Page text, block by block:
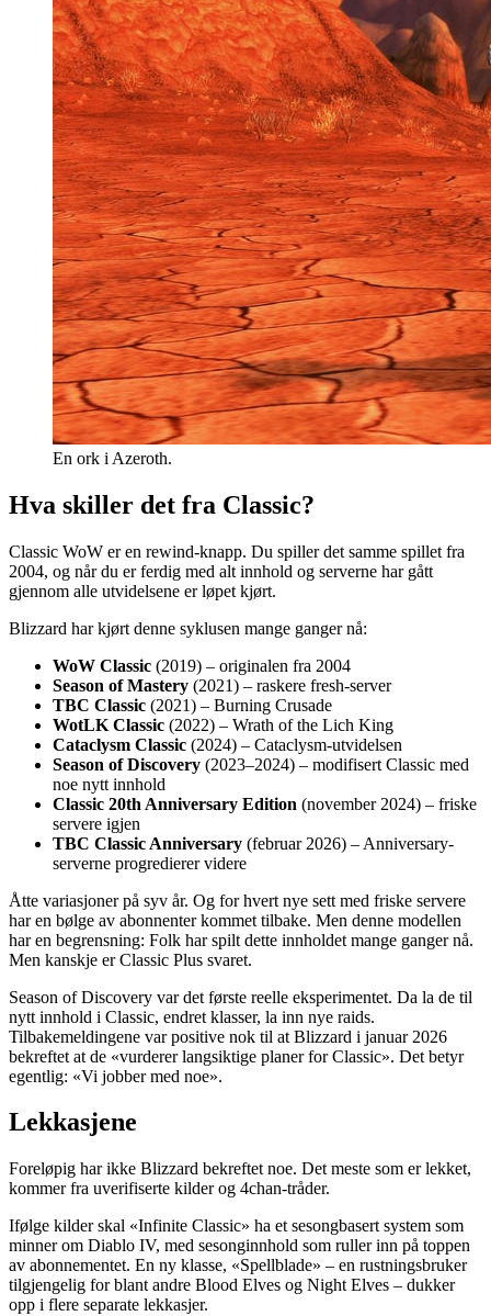
En ork i Azeroth.
Hva skiller det fra Classic?
Classic WoW er en rewind-knapp. Du spiller det samme spillet fra
2004, og når du er ferdig med alt innhold og serverne har gått
gjennom alle utvidelsene er løpet kjørt.
Blizzard har kjørt denne syklusen mange ganger nå:
WoW Classic (2019) – originalen fra 2004
Season of Mastery (2021) – raskere fresh-server
TBC Classic (2021) – Burning Crusade
WotLK Classic (2022) – Wrath of the Lich King
Cataclysm Classic (2024) – Cataclysm-utvidelsen
Season of Discovery (2023–2024) – modifisert Classic med
noe nytt innhold
Classic 20th Anniversary Edition (november 2024) – friske
servere igjen
TBC Classic Anniversary (februar 2026) – Anniversary-
serverne progredierer videre
Åtte variasjoner på syv år. Og for hvert nye sett med friske servere
har en bølge av abonnenter kommet tilbake. Men denne modellen
har en begrensning: Folk har spilt dette innholdet mange ganger nå.
Men kanskje er Classic Plus svaret.
Season of Discovery var det første reelle eksperimentet. Da la de til
nytt innhold i Classic, endret klasser, la inn nye raids.
Tilbakemeldingene var positive nok til at Blizzard i januar 2026
bekreftet at de «vurderer langsiktige planer for Classic». Det betyr
egentlig: «Vi jobber med noe».
Lekkasjene
Foreløpig har ikke Blizzard bekreftet noe. Det meste som er lekket,
kommer fra uverifiserte kilder og 4chan-tråder.
Ifølge kilder skal «Infinite Classic» ha et sesongbasert system som
minner om Diablo IV, med sesonginnhold som ruller inn på toppen
av abonnementet. En ny klasse, «Spellblade» – en rustningsbruker
tilgjengelig for blant andre Blood Elves og Night Elves – dukker
opp i flere separate lekkasjer.